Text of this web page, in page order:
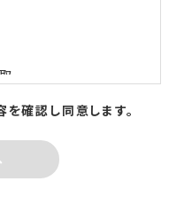
確認し同意します。